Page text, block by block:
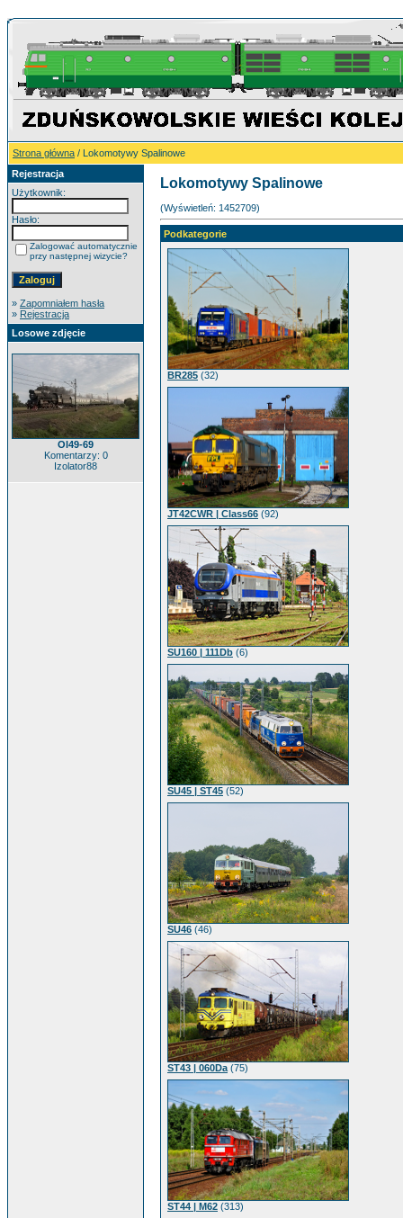
Strona główna / Lokomotywy Spalinowe
Rejestracja
Użytkownik:
Hasło:
Zalogować automatycznie
przy następnej wizycie?
» Zapomniałem hasła
» Rejestracja
Losowe zdjęcie
Ol49-69
Komentarzy: 0
Izolator88
Lokomotywy Spalinowe
(Wyświetleń: 1452709)
Podkategorie
BR285 (32)
JT42CWR | Class66 (92)
SU160 | 111Db (6)
SU45 | ST45 (52)
SU46 (46)
ST43 | 060Da (75)
ST44 | M62 (313)